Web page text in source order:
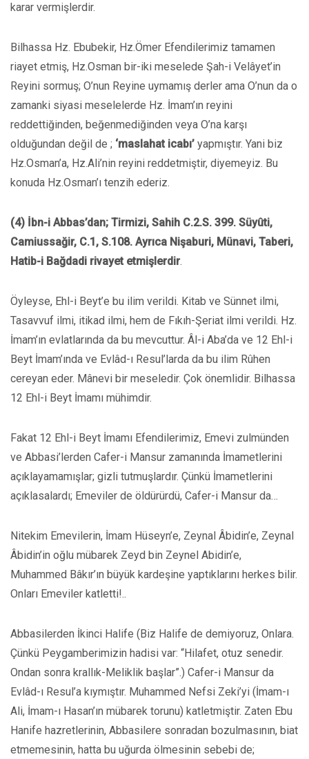
karar vermişlerdir.
Bilhassa Hz. Ebubekir, Hz.Ömer Efendilerimiz tamamen
riayet etmiş, Hz.Osman bir-iki meselede Şah-i Velâyet’in
Reyini sormuş; O’nun Reyine uymamış derler ama O’nun da o
zamanki siyasi meselelerde Hz. İmam’ın reyini
reddettiğinden, beğenmediğinden veya O’na karşı
olduğundan değil de ; ‘maslahat icabı’ yapmıştır. Yani biz
Hz.Osman’a, Hz.Ali’nin reyini reddetmiştir, diyemeyiz. Bu
konuda Hz.Osman’ı tenzih ederiz.
(4) İbn-i Abbas’dan; Tirmizi, Sahih C.2.S. 399. Süyûti,
Camiussağir, C.1, S.108. Ayrıca Nişaburi, Münavi, Taberi,
Hatib-i Bağdadi rivayet etmişlerdir.
Öyleyse, Ehl-i Beyt’e bu ilim verildi. Kitab ve Sünnet ilmi,
Tasavvuf ilmi, itikad ilmi, hem de Fıkıh-Şeriat ilmi verildi. Hz.
İmam’ın evlatlarında da bu mevcuttur. Âl-i Aba’da ve 12 Ehl-i
Beyt İmam’ında ve Evlâd-ı Resul’larda da bu ilim Rûhen
cereyan eder. Mânevi bir meseledir. Çok önemlidir. Bilhassa
12 Ehl-i Beyt İmamı mühimdir.
Fakat 12 Ehl-i Beyt İmamı Efendilerimiz, Emevi zulmünden
ve Abbasi’lerden Cafer-i Mansur zamanında İmametlerini
açıklayamamışlar; gizli tutmuşlardır. Çünkü İmametlerini
açıklasalardı; Emeviler de öldürürdü, Cafer-i Mansur da…
Nitekim Emevilerin, İmam Hüseyn’e, Zeynal Âbidin’e, Zeynal
Âbidin’in oğlu mübarek Zeyd bin Zeynel Abidin’e,
Muhammed Bâkır’ın büyük kardeşine yaptıklarını herkes bilir.
Onları Emeviler katletti!..
Abbasilerden İkinci Halife (Biz Halife de demiyoruz, Onlara.
Çünkü Peygamberimizin hadisi var: “Hilafet, otuz senedir.
Ondan sonra krallık-Meliklik başlar”.) Cafer-i Mansur da
Evlâd-ı Resul’a kıymıştır. Muhammed Nefsi Zeki’yi (İmam-ı
Ali, İmam-ı Hasan’ın mübarek torunu) katletmiştir. Zaten Ebu
Hanife hazretlerinin, Abbasilere sonradan bozulmasının, biat
etmemesinin, hatta bu uğurda ölmesinin sebebi de;